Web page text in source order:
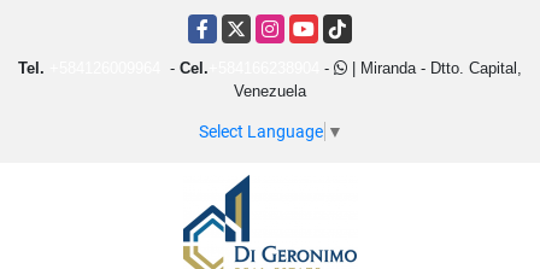
Facebook
X Instagram
YouTubeTikTok
Tel. - Cel. -
| Miranda - Dtto. Capital,
Venezuela
Select Language ▼